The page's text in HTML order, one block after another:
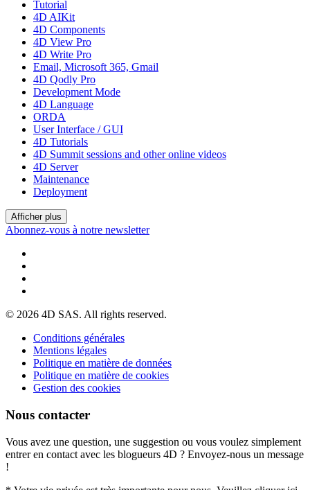
Tutorial
4D AIKit
4D Components
4D View Pro
4D Write Pro
Email, Microsoft 365, Gmail
4D Qodly Pro
Development Mode
4D Language
ORDA
User Interface / GUI
4D Tutorials
4D Summit sessions and other online videos
4D Server
Maintenance
Deployment
Afficher plus
Abonnez-vous à notre newsletter
© 2026 4D SAS. All rights reserved.
Conditions générales
Mentions légales
Politique en matière de données
Politique en matière de cookies
Gestion des cookies
Nous contacter
Vous avez une question, une suggestion ou vous voulez simplement
entrer en contact avec les blogueurs 4D ? Envoyez-nous un message
!